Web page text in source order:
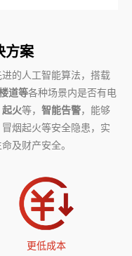
方案
的人工智能算法，搭载
道等各种场景内是否有电
火等， 智能告警，能够
烟起火等安全隐患，实
及财产安全。
更低成本